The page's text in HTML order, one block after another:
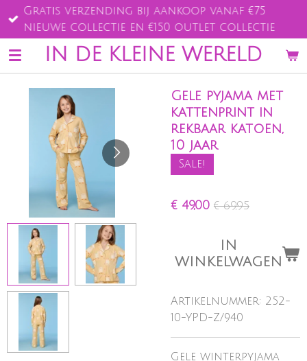
Ga
direct
naar
de
IN DE KLEINE WERELD
Gratis verzending bij aankoop vanaf €75
nieuwe collectie en €150 outlet collectie
Gele pyjama met
kattenprint in
rekbaar katoen,
10 jaar
Sale!
€ 49,00 € 69,95
IN
WINKELWAGEN
Artikelnummer: 252-
10-YPD-Z/940
Gele winterpyjama